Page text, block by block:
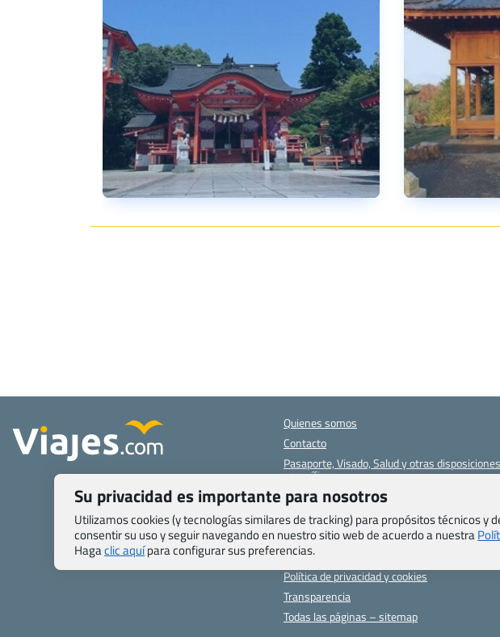
Quienes somos
Contacto
Pasaporte, Visado, Salud y otras disposiciones
específicas
Blog de Viajes.com
Registro de agencias
Preguntas frecuentes
Condiciones generales
Política de privacidad y cookies
Transparencia
Todas las páginas – sitemap
Su privacidad es importante para nosotros
Utilizamos cookies (y tecnologías similares de tracking) para propósitos técnicos y
consentir su uso y seguir navegando en nuestro sitio web de acuerdo a nuestra
Hagaclic aquípara configurar sus preferencias.